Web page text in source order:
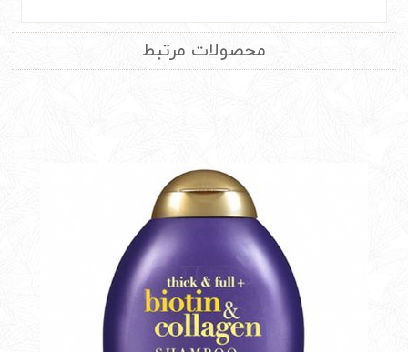
محصولات مرتبط